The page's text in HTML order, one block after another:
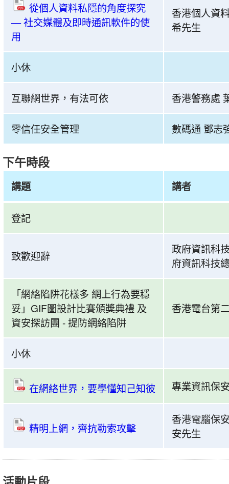
阱
花
樣
多
網
上
行
為
要
穩
妥」
網
上
研
討
暨
計
比
賽
頒
獎
段
從個人資料私隱的角度探究
— 社交媒體及即時通訊軟件的使
用
香港個人資
希先生
小休
互聯網世界，有法可依 香港警務處
零信任安全管理 數碼通 鄧志
下午時段
建
安
全
絡
2021
「網
絡
陷
要
講題 講者
登記
致歡迎辭
政府資訊科
府資訊科技
「網絡陷阱花樣多 網上行為要穩
妥」GIF圖設計比賽頒獎典禮 及
資安探訪團 - 提防網絡陷阱
香港電台第
小休
在網絡世界，要學懂知己知彼 專業資訊保
精明上網，齊抗勒索攻擊
香港電腦保
安先生